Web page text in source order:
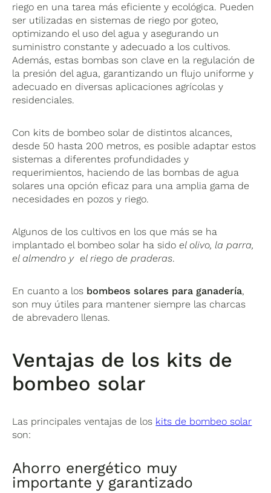
riego en una tarea más eficiente y ecológica. Pueden
ser utilizadas en sistemas de riego por goteo,
optimizando el uso del agua y asegurando un
suministro constante y adecuado a los cultivos.
Además, estas bombas son clave en la regulación de
la presión del agua, garantizando un flujo uniforme y
adecuado en diversas aplicaciones agrícolas y
residenciales.
Con kits de bombeo solar de distintos alcances,
desde 50 hasta 200 metros, es posible adaptar estos
sistemas a diferentes profundidades y
requerimientos, haciendo de las bombas de agua
solares una opción eficaz para una amplia gama de
necesidades en pozos y riego.
Algunos de los cultivos en los que más se ha
implantado el bombeo solar ha sidoel olivo, la parra,
el almendro y el riego de praderas.
En cuanto a los bombeos solares para ganadería,
son muy útiles para mantener siempre las charcas
de abrevadero llenas.
Ventajas de los kits de
bombeo solar
Las principales ventajas de los kits de bombeo solar
son:
Ahorro energético muy
importante y garantizado